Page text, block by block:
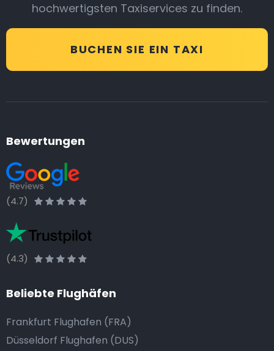
hochwertigsten Taxiservices zu finden.
BUCHEN SIE EIN TAXI
Bewertungen
(4.7)
(4.3)
Beliebte Flughäfen
Frankfurt Flughafen (FRA)
Düsseldorf Flughafen (DUS)